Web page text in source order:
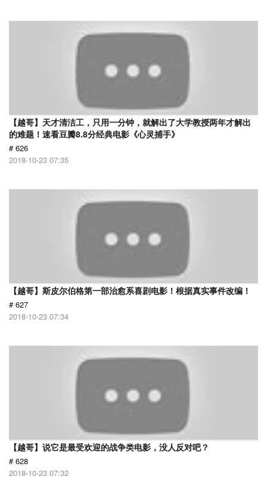
【越哥】天才清洁工，只用一分钟，就解出了大学教授两年才解出
的难题！速看豆瓣8.8分经典电影《心灵捕手》
# 626
2018-10-23 07:35
【越哥】斯皮尔伯格第一部治愈系喜剧电影！根据真实事件改编！
# 627
2018-10-23 07:34
【越哥】说它是最受欢迎的战争类电影，没人反对吧？
# 628
2018-10-23 07:32